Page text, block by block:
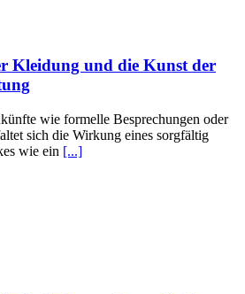
Kleidung und die Kunst der
wie formelle Besprechungen oder
sich die Wirkung eines sorgfältig
wie ein [...]